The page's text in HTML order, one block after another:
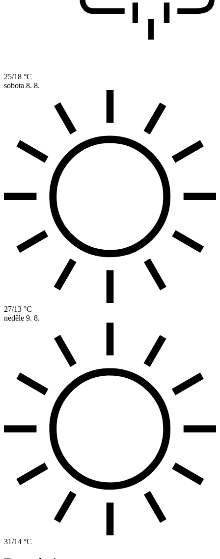
25/18 °C
sobota 8. 8.
27/13 °C
neděle 9. 8.
31/14 °C